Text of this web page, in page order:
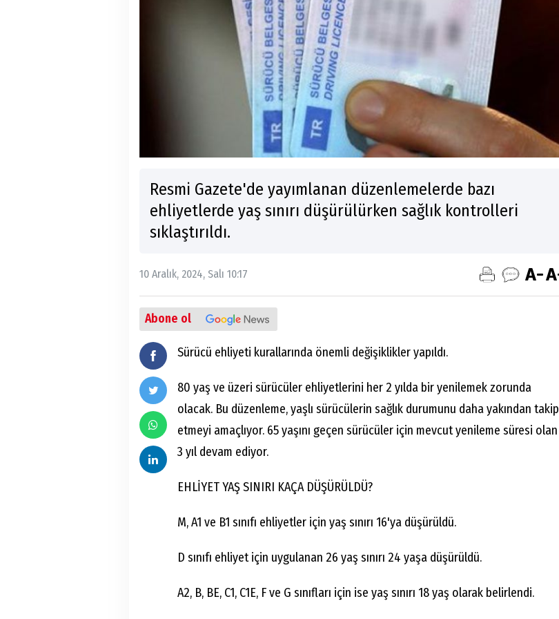
Resmi Gazete'de yayımlanan düzenlemelerde bazı
ehliyetlerde yaş sınırı düşürülürken sağlık kontrolleri
sıklaştırıldı.
10 Aralık, 2024, Salı 10:17
Abone ol
Sürücü ehliyeti kurallarında önemli değişiklikler yapıldı.
80 yaş ve üzeri sürücüler ehliyetlerini her 2 yılda bir yenilemek zorunda
olacak. Bu düzenleme, yaşlı sürücülerin sağlık durumunu daha yakından takip
etmeyi amaçlıyor. 65 yaşını geçen sürücüler için mevcut yenileme süresi olan
3 yıl devam ediyor.
EHLİYET YAŞ SINIRI KAÇA DÜŞÜRÜLDÜ?
M, A1 ve B1 sınıfı ehliyetler için yaş sınırı 16'ya düşürüldü.
D sınıfı ehliyet için uygulanan 26 yaş sınırı 24 yaşa düşürüldü.
A2, B, BE, C1, C1E, F ve G sınıfları için ise yaş sınırı 18 yaş olarak belirlendi.